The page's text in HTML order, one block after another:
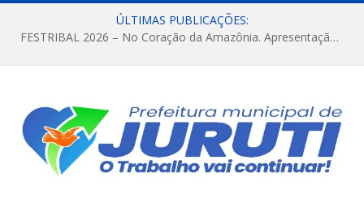
ÚLTIMAS PUBLICAÇÕES:
FESTRIBAL 2026 – No Coração da Amazônia. Apresentação da Munduruku.